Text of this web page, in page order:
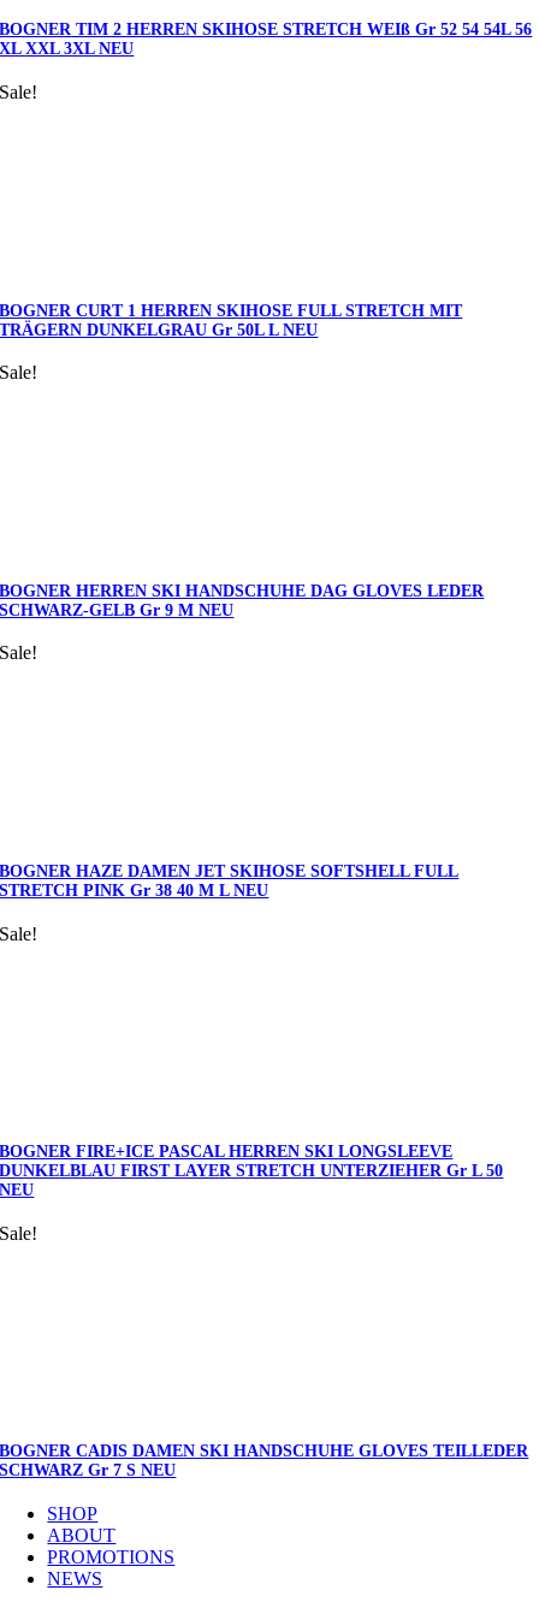
BOGNER TIM 2 HERREN SKIHOSE STRETCH WEIß Gr 52 54 54L 56
XL XXL 3XL NEU
Sale!
BOGNER CURT 1 HERREN SKIHOSE FULL STRETCH MIT
TRÄGERN DUNKELGRAU Gr 50L L NEU
Sale!
BOGNER HERREN SKI HANDSCHUHE DAG GLOVES LEDER
SCHWARZ-GELB Gr 9 M NEU
Sale!
BOGNER HAZE DAMEN JET SKIHOSE SOFTSHELL FULL
STRETCH PINK Gr 38 40 M L NEU
Sale!
BOGNER FIRE+ICE PASCAL HERREN SKI LONGSLEEVE
DUNKELBLAU FIRST LAYER STRETCH UNTERZIEHER Gr L 50
NEU
Sale!
BOGNER CADIS DAMEN SKI HANDSCHUHE GLOVES TEILLEDER
SCHWARZ Gr 7 S NEU
SHOP
ABOUT
PROMOTIONS
NEWS